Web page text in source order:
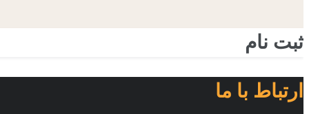
ثبت نام
ارتباط با ما